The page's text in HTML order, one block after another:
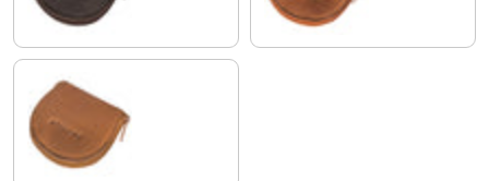
cognac - braun